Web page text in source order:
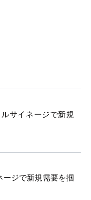
サイネージで新規
ージで新規需要を掴